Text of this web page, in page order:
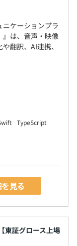
ケーションプラ
は、音声・映像
翻訳、AI連携、
TypeScript
見る
東証グロース上場